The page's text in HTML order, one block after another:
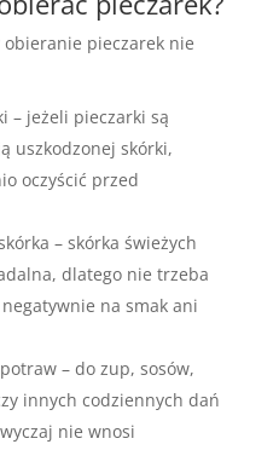
pieczarek nie
– jeżeli pieczarki są
uszkodzonej skórki,
oczyścić przed
– skórka świeżych
dlatego nie trzeba
na smak ani
– do zup, sosów,
innych codziennych dań
nie wnosi